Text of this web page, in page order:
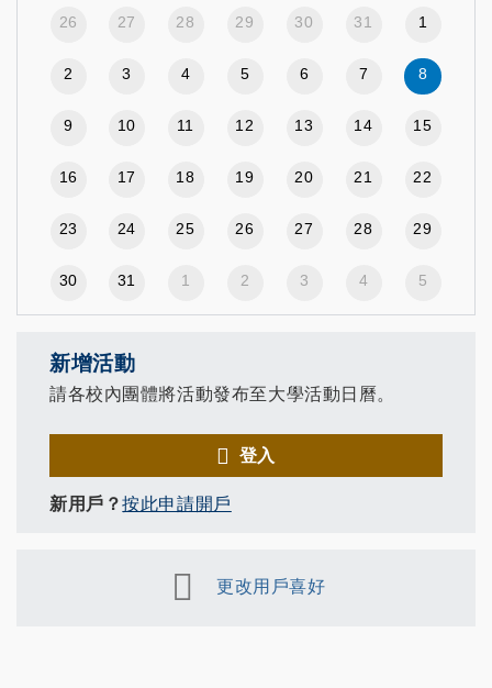
26 27 28 29 30 31 1
2 3 4 5 6 7 8
9 10 11 12 13 14 15
16 17 18 19 20 21 22
23 24 25 26 27 28 29
30 31 1 2 3 4 5
新增活動
請各校內團體將活動發布至大學活動日曆。
登入
新用戶？按此申請開戶
更改用戶喜好